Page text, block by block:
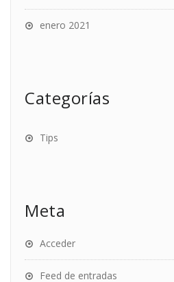
enero 2021
Categorías
Tips
Meta
Acceder
Feed de entradas